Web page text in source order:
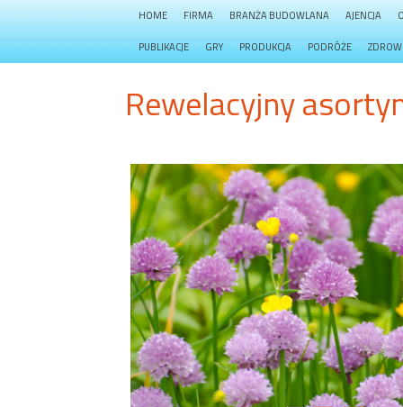
HOME FIRMA BRANŻA BUDOWLANA AJENCJA
PUBLIKACJE GRY PRODUKCJA PODRÓŻE
Rewelacyjny